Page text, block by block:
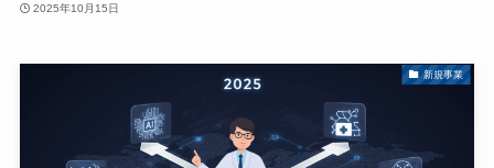
2025年10月15日
新規事業